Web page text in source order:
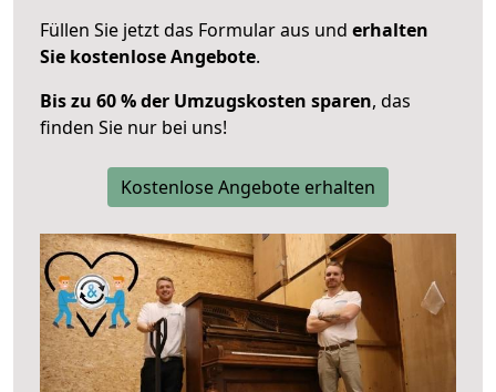
Füllen Sie jetzt das Formular aus und erhalten
Sie kostenlose Angebote.
Bis zu 60 % der Umzugskosten sparen, das
finden Sie nur bei uns!
Kostenlose Angebote erhalten